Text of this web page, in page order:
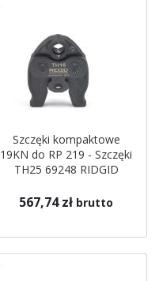
Szczęki kompaktowe
19KN do RP 219 - Szczęki
TH25 69248 RIDGID
567,74 zł brutto